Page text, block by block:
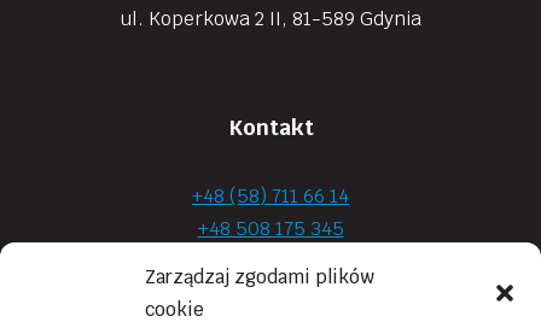
Zarządzaj zgodami plików
cookie
ul. Koperkowa 2 II, 81-589 Gdynia
Kontakt
+48 (58) 711 66 14
+48 508 175 345
+48 720 870 590
prima.optyk@gmail.com